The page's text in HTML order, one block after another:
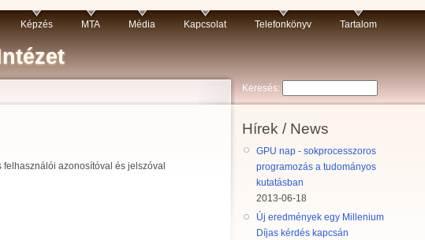
Képzés MTA Média Kapcsolat Telefonkönyv Tartalom
azonosítóval és jelszóval
Hírek / News
GPU nap - sokprocesszoros
programozás a tudományos
kutatásban
2013-06-18
Új eredmények egy Millenium
Díjas kérdés kapcsán
Keresés: